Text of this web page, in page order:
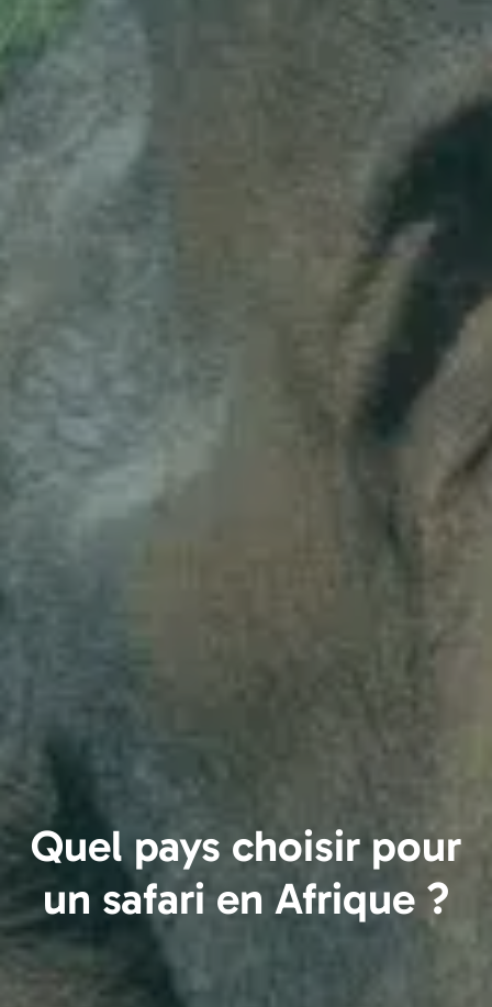
Quel pays choisir pour
un safari en Afrique ?